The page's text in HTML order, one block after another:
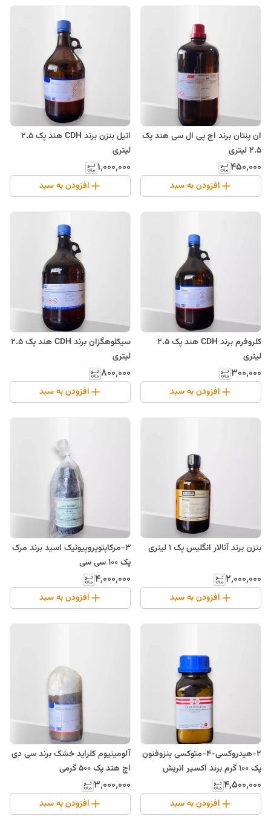
ان پنتان برند اچ پی ال سی هند پک
2.5 لیتری
۴۵۰٬۰۰۰
افزودن به سبد
اتیل بنزن برند CDH هند پک 2.5
لیتری
۱٬۰۰۰٬۰۰۰
افزودن به سبد
کلروفرم برند CDH هند پک 2.5
لیتری
۳۰۰٬۰۰۰
افزودن به سبد
سیکلوهگزان برند CDH هند پک 2.5
لیتری
۸۰۰٬۰۰۰
افزودن به سبد
بنزن برند آنالار انگلیس پک 1 لیتری
۲٬۰۰۰٬۰۰۰
افزودن به سبد
3-مرکاپتوپروپیونیک اسید برند مرک
پک 100 سی سی
۴٬۰۰۰٬۰۰۰
افزودن به سبد
2-هیدروکسی-4-متوکسی بنزوفنون
پک 100 گرم برند اکسیر اتریش
۴٬۵۰۰٬۰۰۰
افزودن به سبد
آلومینیوم کلراید خشک برند سی دی
اچ هند پک 500 گرمی
۳٬۰۰۰٬۰۰۰
افزودن به سبد